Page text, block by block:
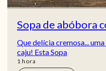
Sopa de abóbora
Que delícia cremosa...
caju! Esta Sopa
1 hora
hora